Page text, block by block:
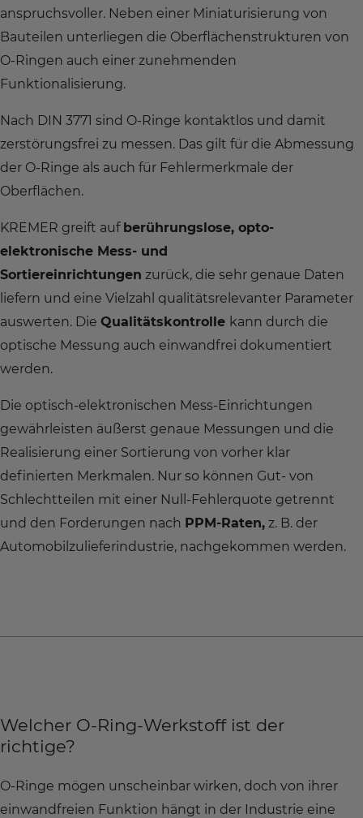
anspruchsvoller. Neben einer Miniaturisierung von
Bauteilen unterliegen die Oberflächenstrukturen von
O-Ringen auch einer zunehmenden
Funktionalisierung.
Nach DIN 3771 sind O-Ringe kontaktlos und damit
zerstörungsfrei zu messen. Das gilt für die Abmessung
der O-Ringe als auch für Fehlermerkmale der
Oberflächen.
KREMER greift auf berührungslose, opto-
elektronische Mess- und
Sortiereinrichtungen zurück, die sehr genaue Daten
liefern und eine Vielzahl qualitätsrelevanter Parameter
auswerten. Die Qualitätskontrolle kann durch die
optische Messung auch einwandfrei dokumentiert
werden.
Die optisch-elektronischen Mess-Einrichtungen
gewährleisten äußerst genaue Messungen und die
Realisierung einer Sortierung von vorher klar
definierten Merkmalen. Nur so können Gut- von
Schlechtteilen mit einer Null-Fehlerquote getrennt
und den Forderungen nach PPM-Raten, z. B. der
Automobilzulieferindustrie, nachgekommen werden.
Welcher O-Ring-Werkstoff ist der
richtige?
O-Ringe mögen unscheinbar wirken, doch von ihrer
einwandfreien Funktion hängt in der Industrie eine